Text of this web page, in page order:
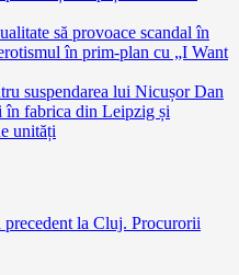
să provoace scandal în
în prim-plan cu „I Want
suspendarea lui Nicușor Dan
fabrica din Leipzig și
unități
precedent la Cluj. Procurorii